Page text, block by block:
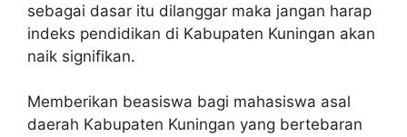
sebagai dasar itu dilanggar maka jangan harap
indeks pendidikan di Kabupaten Kuningan akan
naik signifikan.
Memberikan beasiswa bagi mahasiswa asal
daerah Kabupaten Kuningan yang bertebaran